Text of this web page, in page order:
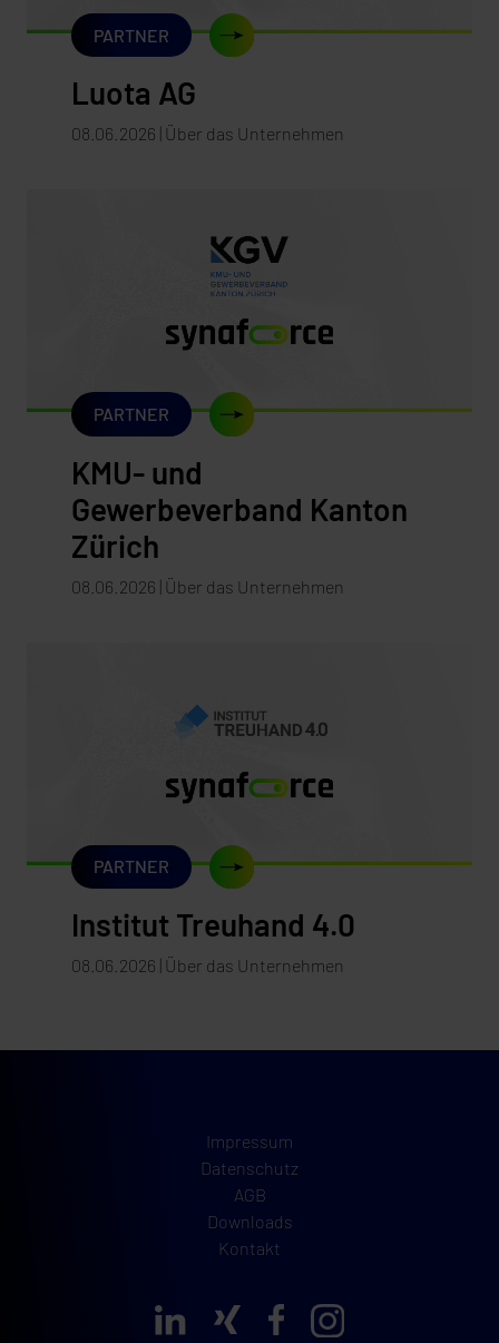
PARTNER
Luota AG
08.06.2026 | Über das Unternehmen
PARTNER
KMU- und
Gewerbeverband Kanton
Zürich
08.06.2026 | Über das Unternehmen
PARTNER
Institut Treuhand 4.0
08.06.2026 | Über das Unternehmen
Impressum
Datenschutz
AGB
Downloads
Kontakt